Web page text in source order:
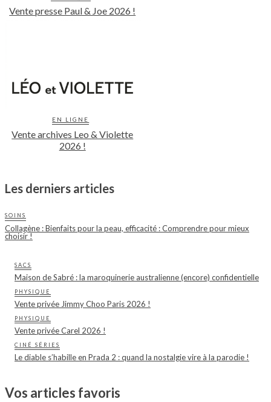
Vente presse Paul & Joe 2026 !
EN LIGNE
Vente archives Leo & Violette
2026 !
Les derniers articles
SOINS
Collagène : Bienfaits pour la peau, efficacité : Comprendre pour mieux
choisir !
SACS
Maison de Sabré : la maroquinerie australienne (encore) confidentielle
PHYSIQUE
Vente privée Jimmy Choo Paris 2026 !
PHYSIQUE
Vente privée Carel 2026 !
CINÉ SÉRIES
Le diable s’habille en Prada 2 : quand la nostalgie vire à la parodie !
Vos articles favoris